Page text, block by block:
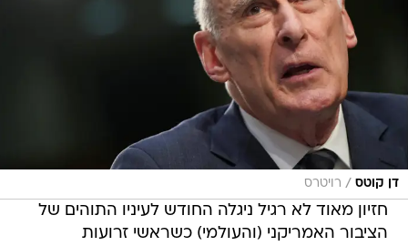
דן קוטס / רויטרס
חזיון מאוד לא רגיל ניגלה החודש לעיניו התוהים של
הציבור האמריקני (והעולמי) כשראשי זרועות